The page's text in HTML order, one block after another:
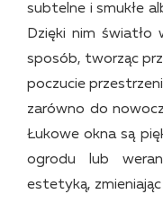
subtelne i smukłe
Dzięki nim
sposób, tworząc
poczucie
zarówno do
Łukowe okna są
ogrodu lub
estetyką,